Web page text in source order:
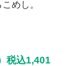
めし。
税込1,401